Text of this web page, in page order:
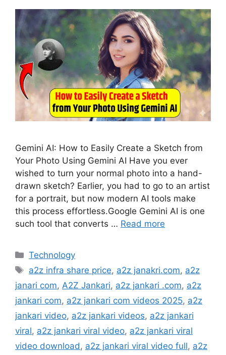
Gemini AI: How to Easily Create a Sketch from
Your Photo Using Gemini AI Have you ever
wished to turn your normal photo into a hand-
drawn sketch? Earlier, you had to go to an artist
for a portrait, but now modern AI tools make
this process effortless.Google Gemini AI is one
such tool that converts … Read more
Categories
Technology
Tags
a2z infra share price, a2z janakri.com, a2z
janari com, A2Z Jankari, a2z jankari .com, a2z
jankari com, a2z jankari com videos 2025, a2z
jankari video, a2z jankari videos, a2z jankari
viral, a2z jankari viral video, a2z jankari viral
video download , a2z jankari viral video full, a2z